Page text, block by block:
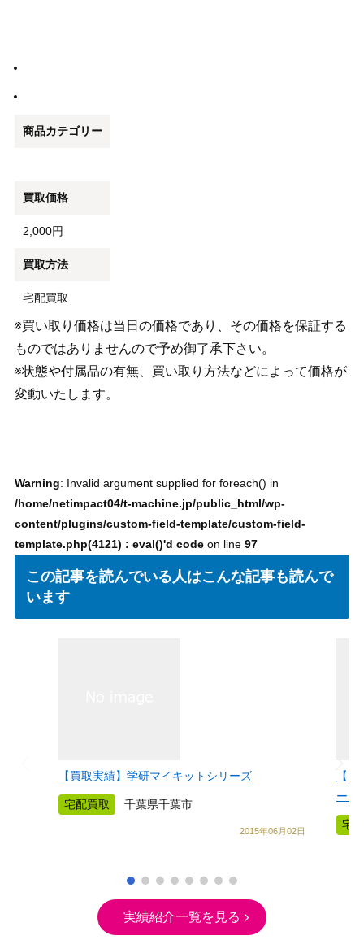
商品カテゴリー
買取価格
2,000円
買取方法
宅配買取
※買い取り価格は当日の価格であり、その価格を保証する
ものではありませんので予め御了承下さい。
※状態や付属品の有無、買い取り方法などによって価格が
変動いたします。
Warning: Invalid argument supplied for foreach() in
/home/netimpact04/t-machine.jp/public_html/wp-
content/plugins/custom-field-template/custom-field-
template.php(4121) : eval()'d codeon line 97
この記事を読んでいる人はこんな記事も読んで
います
【買取実績】学研マイキットシリーズ
宅配買取 千葉県千葉市
2015年06月02日
【
ー
宅
実績紹介一覧を見る